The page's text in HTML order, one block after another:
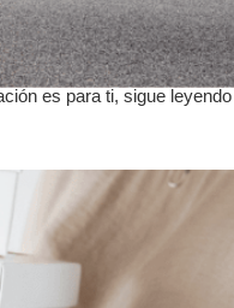
es para ti, sigue